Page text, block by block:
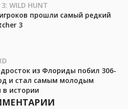
WILD HUNT
прошли самый редкий
3
из Флориды побил 306-
и стал самым молодым
в истории